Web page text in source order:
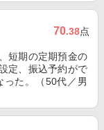
70.38点
短期の定期預金の
定、振込予約がで
った。（50代／男